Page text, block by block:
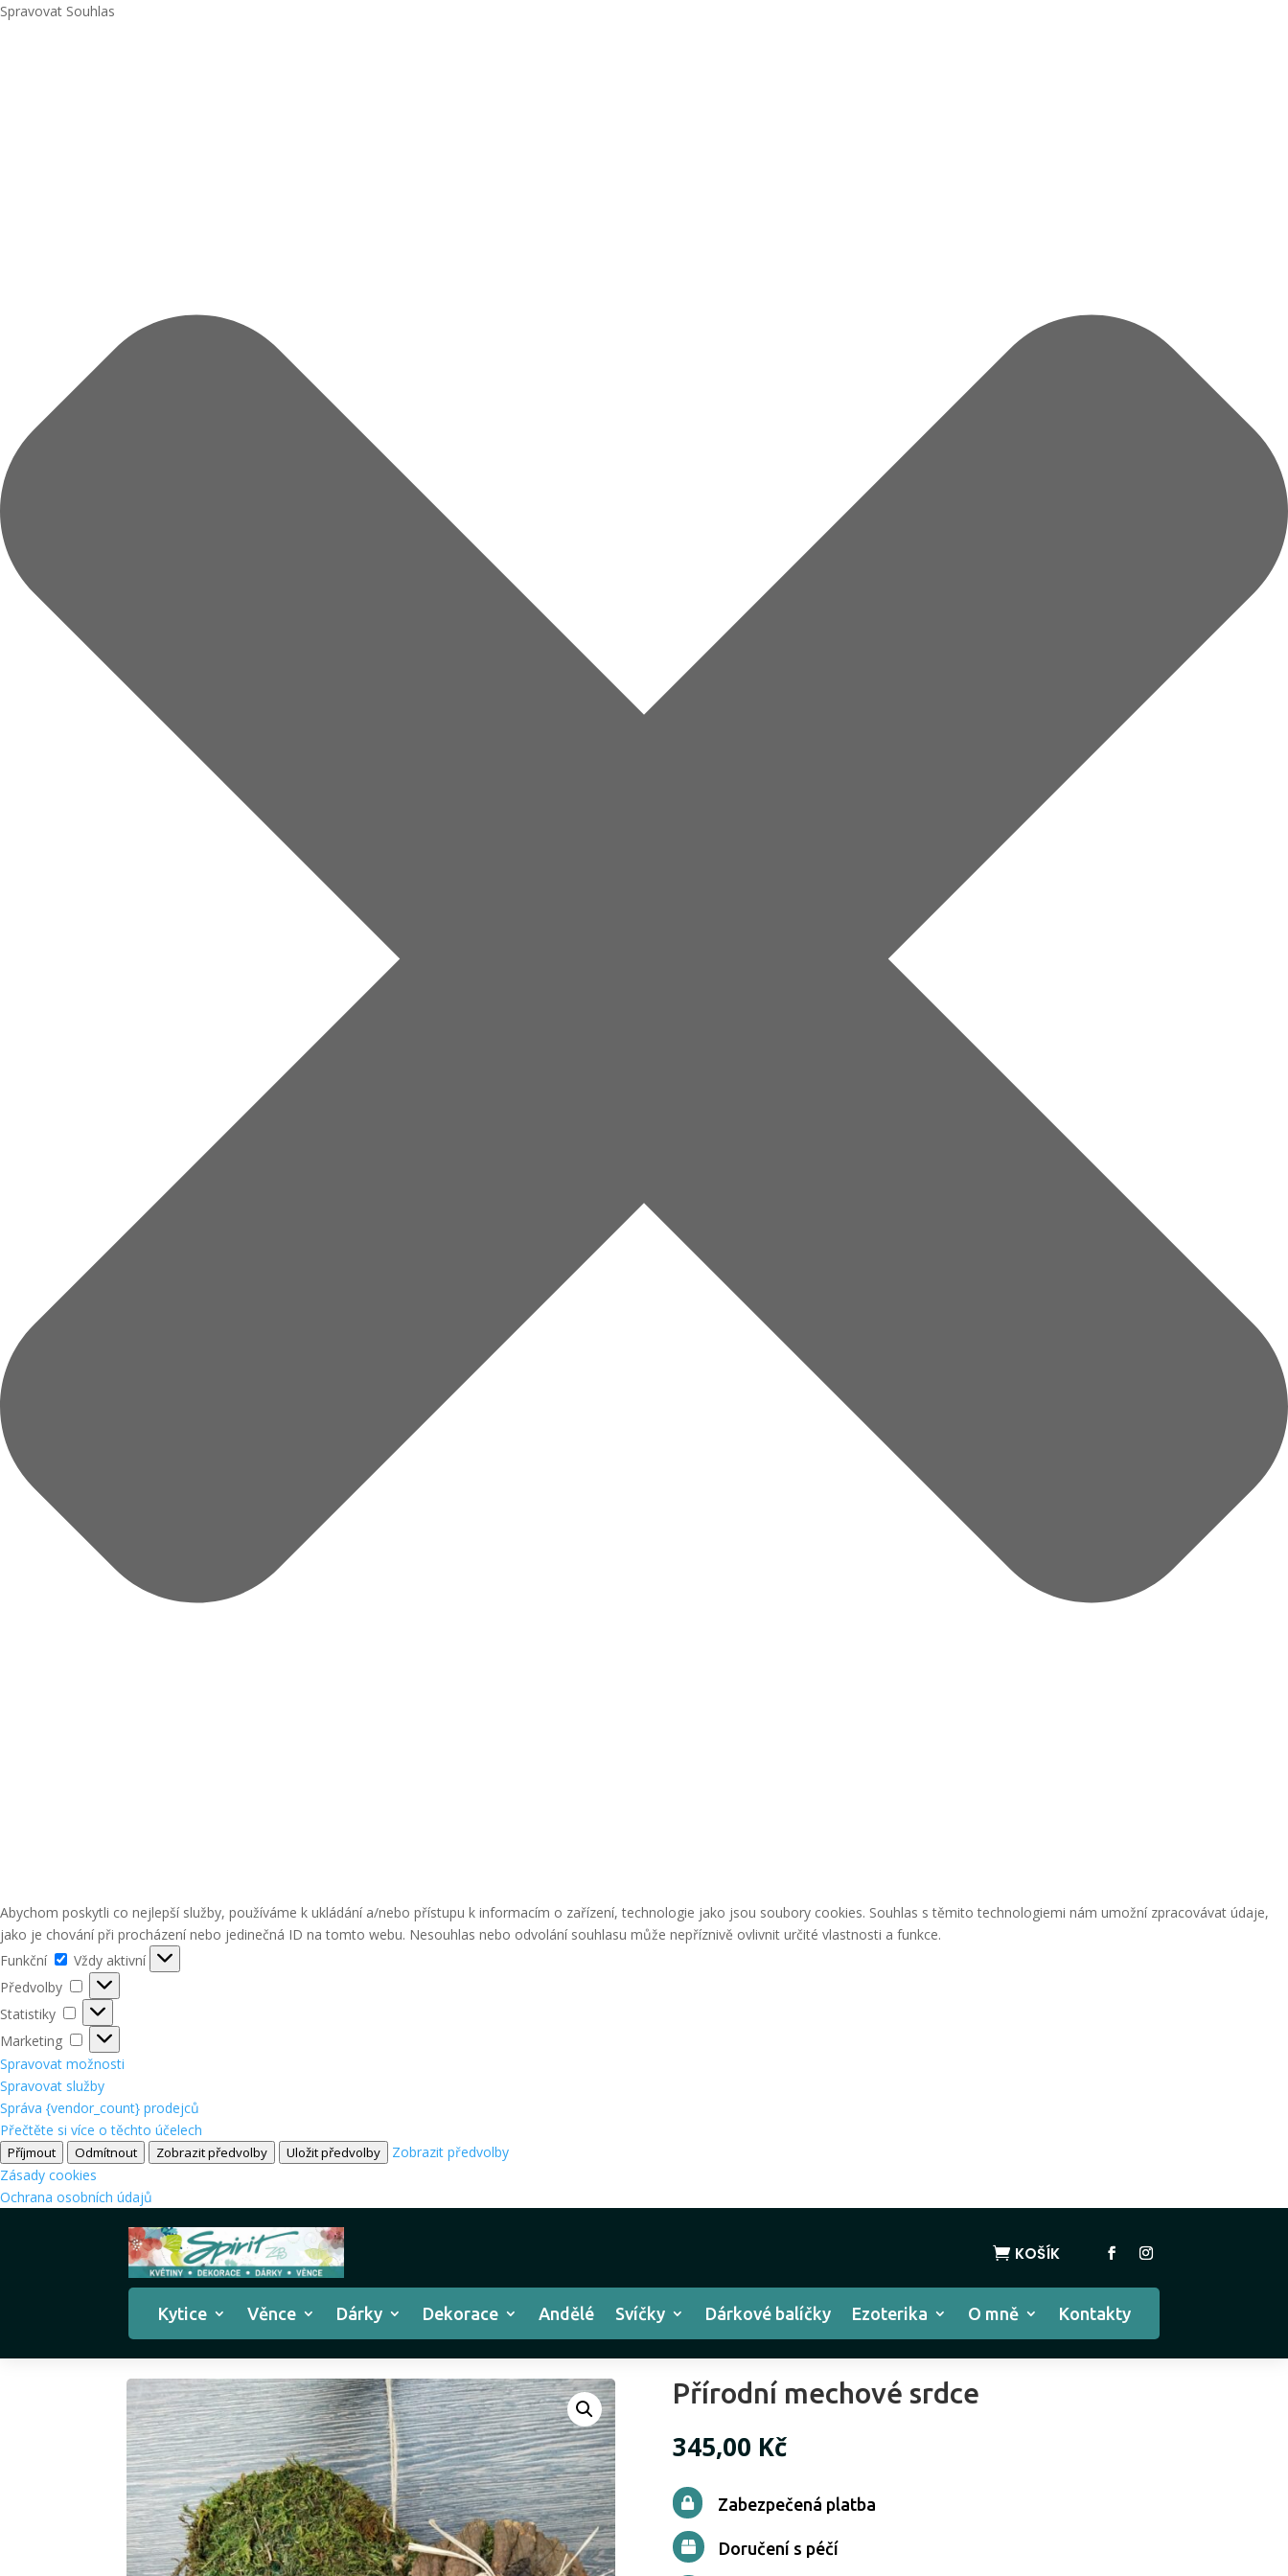
Spravovat Souhlas
Abychom poskytli co nejlepší služby, používáme k ukládání a/nebo přístupu k informacím o zařízení, technologie jako jsou soubory cookies. Souhlas s těmito technologiemi nám umožní zpracovávat údaje,
jako je chování při procházení nebo jedinečná ID na tomto webu. Nesouhlas nebo odvolání souhlasu může nepříznivě ovlivnit určité vlastnosti a funkce.
Funkční
Funkční
Vždy aktivní
Předvolby
Předvolby
Statistiky
Statistiky
Marketing
Marketing
Spravovat možnosti
Spravovat služby
Správa {vendor_count} prodejců
Přečtěte si více o těchto účelech
Příjmout Odmítnout Zobrazit předvolby Uložit předvolby
Zobrazit předvolby
Zásady cookies
Ochrana osobních údajů
 KOŠÍK
Kytice Věnce Dárky Dekorace Andělé Svíčky Dárkové balíčky Ezoterika O mně Kontakty
Přírodní mechové srdce
345,00 Kč
 Zabezpečená platba
 Doručení s péčí